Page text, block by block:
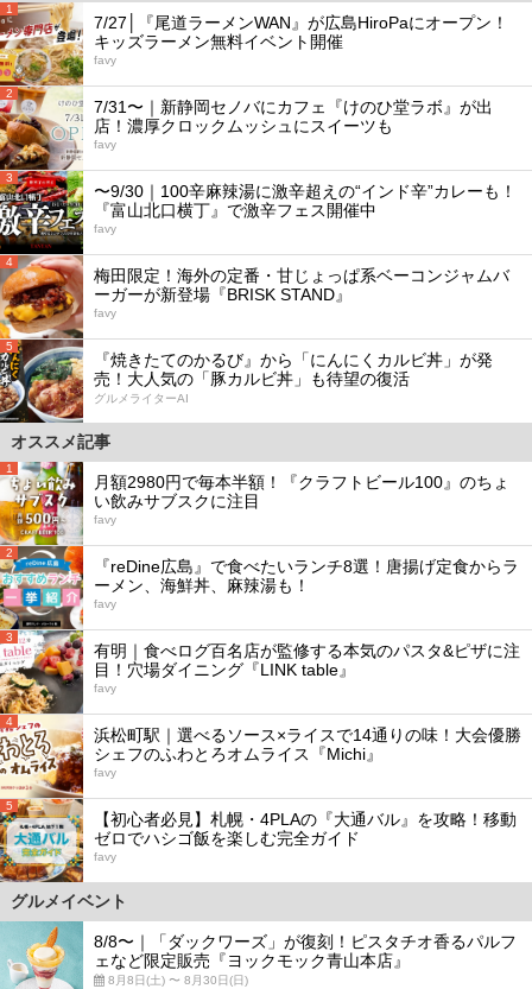
1
7/27│『尾道ラーメンWAN』が広島HiroPaにオープン！
キッズラーメン無料イベント開催
favy
2
7/31〜｜新静岡セノバにカフェ『けのひ堂ラボ』が出
店！濃厚クロックムッシュにスイーツも
favy
3
〜9/30｜100辛麻辣湯に激辛超えの“インド辛”カレーも！
『富山北口横丁』で激辛フェス開催中
favy
4
梅田限定！海外の定番・甘じょっぱ系ベーコンジャムバ
ーガーが新登場『BRISK STAND』
favy
5
『焼きたてのかるび』から「にんにくカルビ丼」が発
売！大人気の「豚カルビ丼」も待望の復活
グルメライターAI
オススメ記事
1
月額2980円で毎本半額！『クラフトビール100』のちょ
い飲みサブスクに注目
favy
2
『reDine広島』で食べたいランチ8選！唐揚げ定食からラ
ーメン、海鮮丼、麻辣湯も！
favy
3
有明｜食べログ百名店が監修する本気のパスタ&ピザに注
目！穴場ダイニング『LINK table』
favy
4
浜松町駅｜選べるソース×ライスで14通りの味！大会優勝
シェフのふわとろオムライス『Michi』
favy
5
【初心者必見】札幌・4PLAの『大通バル』を攻略！移動
ゼロでハシゴ飯を楽しむ完全ガイド
favy
グルメイベント
8/8〜｜「ダックワーズ」が復刻！ピスタチオ香るパルフ
ェなど限定販売『ヨックモック青山本店』
8月8日(土) 〜 8月30日(日)